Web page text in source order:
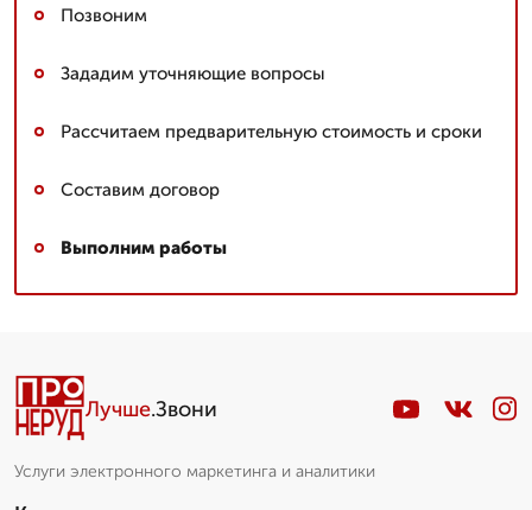
Позвоним
Зададим уточняющие вопросы
Рассчитаем предварительную стоимость и сроки
Составим договор
Выполним работы
Лучше.Звони
Услуги электронного маркетинга и аналитики